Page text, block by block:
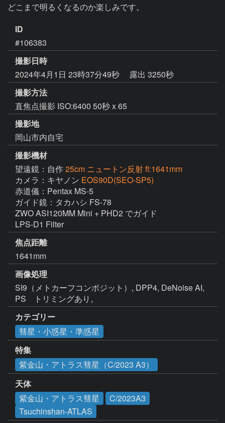
どこまで明るくなるのか楽しみです。
ID
#106383
撮影日時
2024年4月1日 23時37分49秒
露出 3250秒
撮影方法
直焦点撮影 ISO:6400 50秒 x 65
撮影地
岡山市内自宅
撮影機材
望遠鏡：自作25cm ニュートン反射 fl:1641mm
カメラ：キヤノン EOS90D(SEO-SP5)
赤道儀：Pentax MS-5
ガイド鏡：タカハシ FS-78
ZWO ASI120MM Mini + PHD2 でガイド
LPS-D1 Filter
焦点距離
1641mm
画像処理
SI9（メトカーフコンポジット）, DPP4, DeNoise AI,
カテゴリー
彗星・小惑星・準惑星
特集
紫金山・アトラス彗星（C/2023 A3）
天体
紫金山・アトラス彗星
C/2023A3
Tsuchinshan-ATLAS